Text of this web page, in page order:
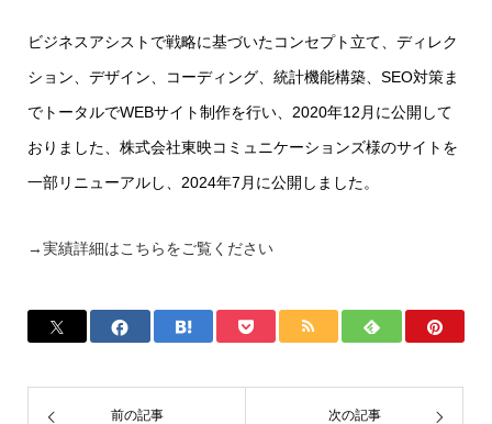
ビジネスアシストで戦略に基づいたコンセプト立て、ディレク
ション、デザイン、コーディング、統計機能構築、SEO対策ま
でトータルでWEBサイト制作を行い、2020年12月に公開して
おりました、株式会社東映コミュニケーションズ様のサイトを
一部リニューアルし、2024年7月に公開しました。
→実績詳細はこちらをご覧ください
前の記事 次の記事